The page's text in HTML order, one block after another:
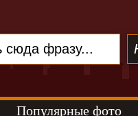
Популярные фото